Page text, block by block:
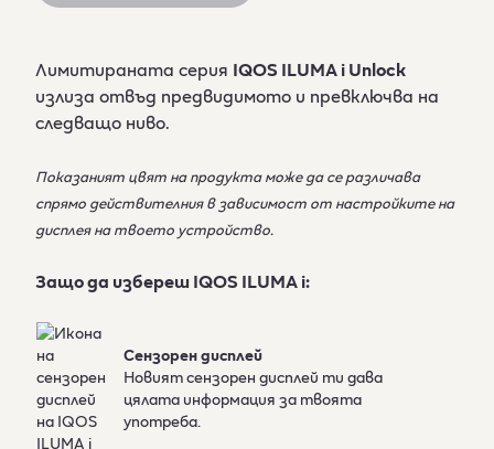
Лимитираната серия IQOS ILUMA i Unlock
излиза отвъд предвидимото и превключва на
следващо ниво.​
Показаният цвят на продукта може да се различава
спрямо действителния в зависимост от настройките на
дисплея на твоето устройство.
Защо да избереш IQOS ILUMA i:
Сензорен дисплей
Новият сензорен дисплей ти дава
цялата информация за твоята
употреба.